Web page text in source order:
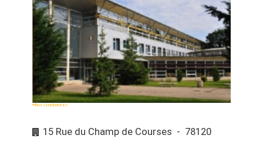
Nos coordonnées
15 Rue du Champ de Courses - 78120